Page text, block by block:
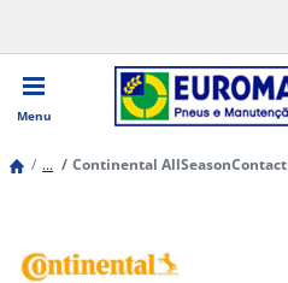
Menu
... Continental AllSeasonContact